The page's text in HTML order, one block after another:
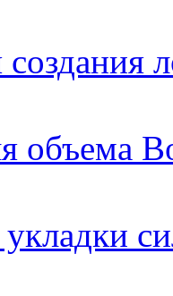
объема